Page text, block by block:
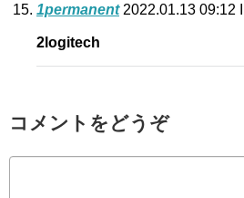
1permanent 2022.01.13 09:12
2logitech
コメントをどうぞ